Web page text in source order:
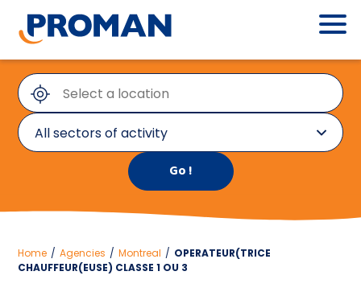
All sectors of activity
All sectors of activity
Engineering
Transport and logistics
Home / Agencies / Montreal / OPERATEUR(TRICE
CHAUFFEUR(EUSE) CLASSE 1 OU 3